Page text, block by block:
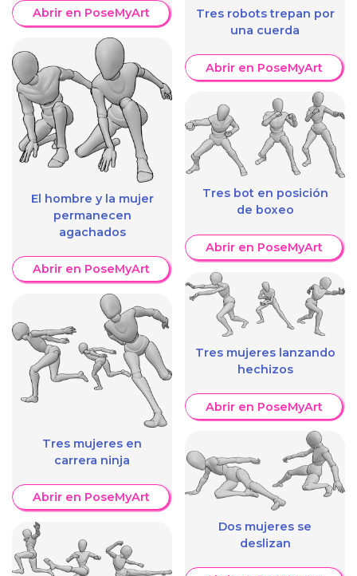
Abrir en PoseMyArt
El hombre y la mujer
permanecen
agachados
Abrir en PoseMyArt
Tres mujeres en
carrera ninja
Abrir en PoseMyArt
Tres robots trepan por
una cuerda
Abrir en PoseMyArt
Tres bot en posición
de boxeo
Abrir en PoseMyArt
Tres mujeres lanzando
hechizos
Abrir en PoseMyArt
Dos mujeres se
deslizan